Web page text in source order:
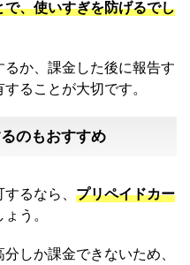
、使いすぎを防げるでし
か、課金した後に報告す
ることが大切です。
のもおすすめ
るなら、 プリペイドカー
う。
しか課金できないため、